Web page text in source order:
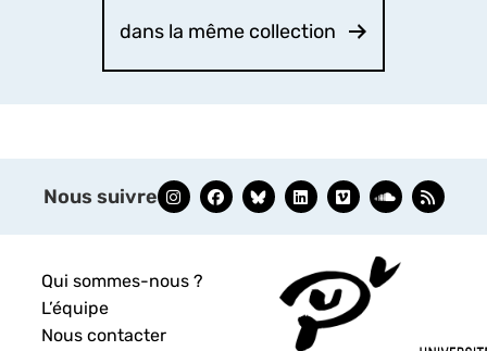
dans la même collection
Nous suivre
Qui sommes-nous ?
L’équipe
Nous contacter